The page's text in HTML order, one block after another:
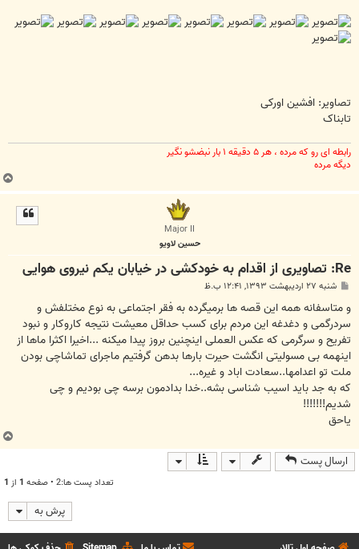
تصاویر: افشین اورکی
تابناک
رابطه ای رو که مرده ، هر ۵ دقیقه ۱ بار نبضشو نگیر
دیگه مرده
Major II
حسين لاويو
Re: تصاویری از اقدام به خودکشی در خیابان یکم نیروی هوایی
ت
شنبه ۲۷ اردیبهشت ۱۳۹۳, ۱۲:۴۱ ب.ظ
و متاسفانه همه این قصه ها برمیگرده به فقر اجتماعی به نوع مختلفش و
سردرگمی و دغدغه این مردم برای کسب حداقل معیشت نتیجه کاروکار و نبود
تفریح و سرگرمی که عکس العملی اینچنین بروز پیدا میکنه ...اخیرا اکثرا ماها از
اینهمه بی مسولیتی انگشت حیرت بارها بدهن گرفتیم ماجرای تماشاچی بودن
ملت تو اعدامها..سعادت اباد و غیره...
که به جد باید اسیب شناسی بشه..خدا بدادمون برسه چی بودیم و چی
شدیم!!!!!!!
یاحق
ارسال پست
تعداد پست ها:2 • صفحه 1 از 1
پرش به